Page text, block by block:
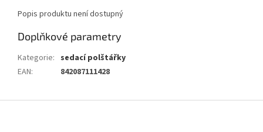
Popis produktu není dostupný
Doplňkové parametry
Kategorie: sedací polštářky
EAN: 842087111428